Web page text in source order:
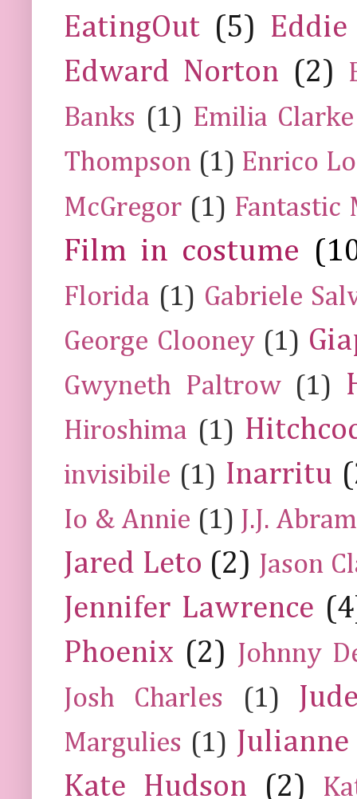
EatingOut (5) Eddie
Edward Norton (2)
Banks (1) Emilia Clarke
Thompson (1) Enrico
McGregor (1) Fantastic
Film in costume
Florida (1) Gabriele
George Clooney (1)
Gwyneth Paltrow (1)
Hiroshima (1)
invisibile (1) Inarritu
Io & Annie (1) J.J.
Jared Leto (2) Jason
Jennifer Lawrence
Phoenix (2) Johnny
Josh Charles
(1)
Margulies (1)
Kate Hudson
(2)